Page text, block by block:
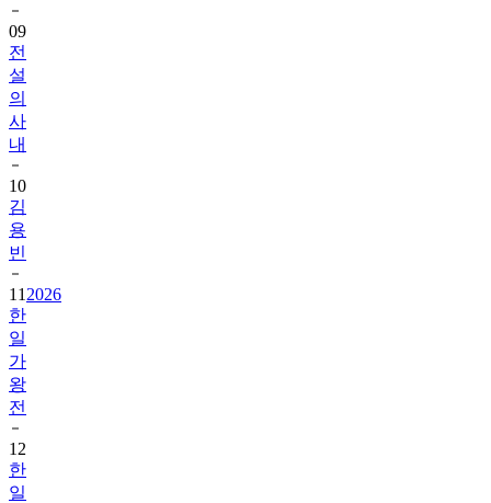
09
전
설
의
사
내
10
김
용
빈
11 2026
한
일
가
왕
전
12
한
일